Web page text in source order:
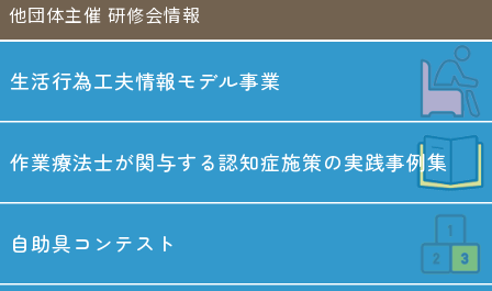
他団体主催 研修会情報
生活行為工夫情報モデル事業
作業療法士が関与する認知症施策の実践事例集
自助具コンテスト